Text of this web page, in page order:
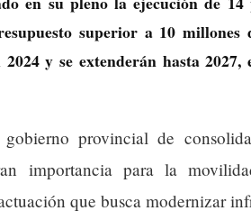
superior a 10 millones
y se extenderán hasta 2027,
provincial de
importancia para la
que busca modernizar